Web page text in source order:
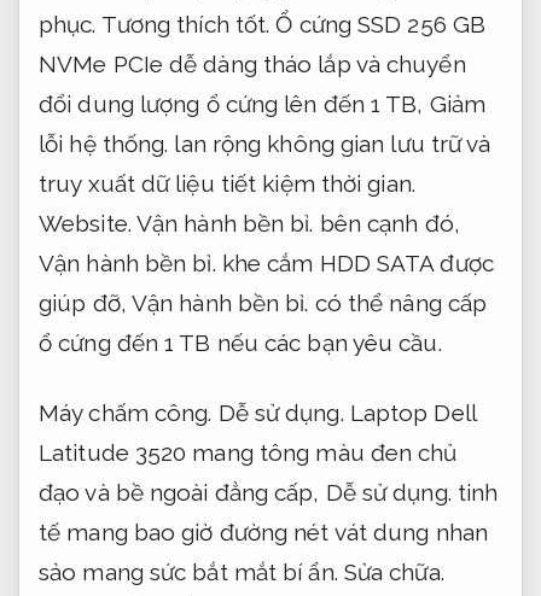
phục. Tương thích tốt. Ổ cứng SSD 256 GB
NVMe PCIe dễ dàng tháo lắp và chuyển
đổi dung lượng ổ cứng lên đến 1 TB, Giảm
lỗi hệ thống. lan rộng không gian lưu trữ và
truy xuất dữ liệu tiết kiệm thời gian.
Website. Vận hành bền bỉ. bên cạnh đó,
Vận hành bền bỉ. khe cắm HDD SATA được
giúp đỡ, Vận hành bền bỉ. có thể nâng cấp
ổ cứng đến 1 TB nếu các bạn yêu cầu.
Máy chấm công. Dễ sử dụng. Laptop Dell
Latitude 3520 mang tông màu đen chủ
đạo và bề ngoài đẳng cấp, Dễ sử dụng. tinh
tế mang bao giờ đường nét vát dung nhan
sảo mang sức bắt mắt bí ẩn. Sửa chữa.